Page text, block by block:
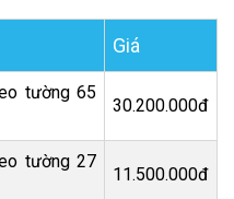
Giá
tường 65
30.200.000đ
tường 27
11.500.000đ